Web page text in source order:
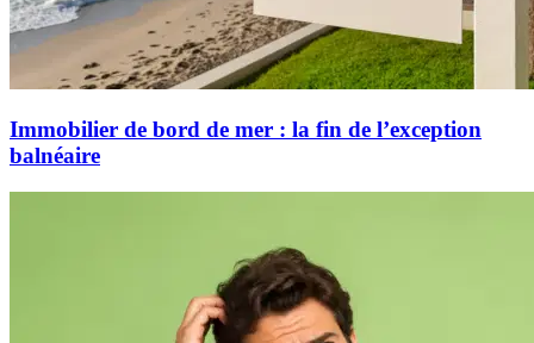
Immobilier de bord de mer : la fin de l’exception
balnéaire